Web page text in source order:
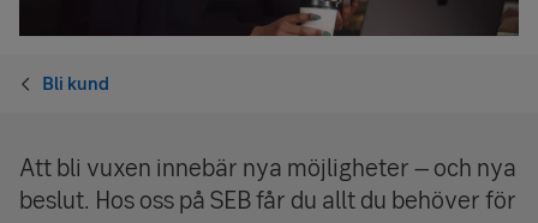
Bli kund
Att bli vuxen innebär nya möjligheter – och nya
beslut. Hos oss på SEB får du allt du behöver för